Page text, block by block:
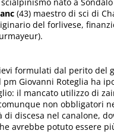
(43) maestro di sci di
del forlivese,
formulati dal perito del
Giovanni Roteglia ha
il mancato utilizzo di
non obbligatori
di discesa nel canalone,
avrebbe potuto essere